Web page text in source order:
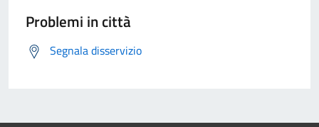
Problemi in città
Segnala disservizio